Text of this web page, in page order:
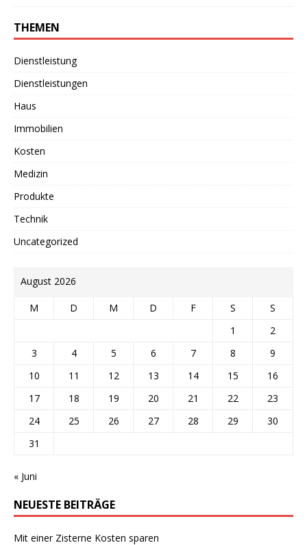
THEMEN
Dienstleistung
Dienstleistungen
Haus
Immobilien
Kosten
Medizin
Produkte
Technik
Uncategorized
August 2026
M D M D F S
S
1
2
3
4 5 6 7 8
9
10
11 12 13 14 15
16
17
18 19 20 21 22
23
24
25 26 27 28 29
30
31
« Juni
NEUESTE BEITRÄGE
Mit einer Zisterne Kosten sparen